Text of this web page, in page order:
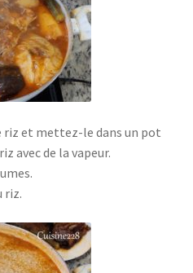
riz et mettez-le dans un pot
avec de la vapeur.
riz.